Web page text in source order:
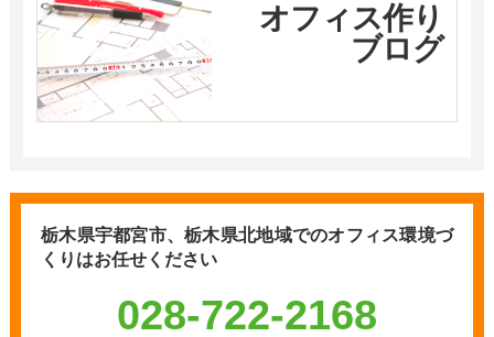
オフィス作り
ブログ
栃木県宇都宮市、栃木県北地域でのオフィス環境づ
くりはお任せください
028-722-2168